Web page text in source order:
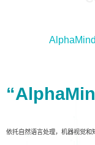
依托自然语言处理，机器视觉